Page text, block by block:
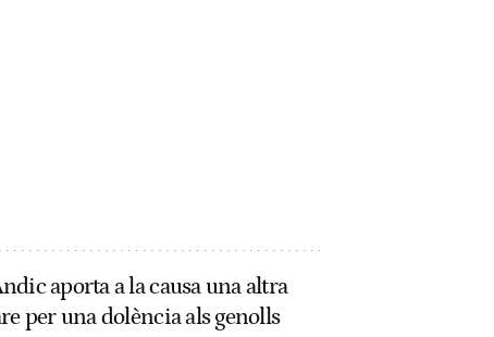
aporta a la causa una altra
per una dolència als genolls